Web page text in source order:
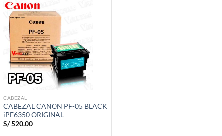
CABEZAL
CABEZAL CANON PF-05 BLACK
iPF6350 ORIGINAL
S/520.00